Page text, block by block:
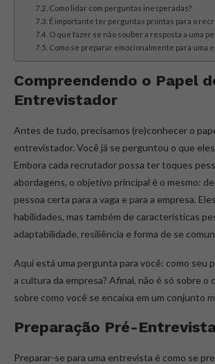
Como lidar com perguntas inesperadas?
É importante ter perguntas prontas para o
O que fazer se não souber a resposta a uma
Como se preparar emocionalmente para uma
Compreendendo o Papel
Entrevistador
Antes de tudo, precisamos (re)conhecer o
entrevistador. Você já se perguntou o que
Embora cada recrutador possa ter toques
abordagens, o objetivo principal é o mesmo:
pessoa certa para a vaga e para a empresa.
habilidades, mas também de características
adaptabilidade, resiliência e forma de se
Aqui está uma pergunta para você: como seu
a cultura da empresa? Afinal, não é só sobre o
sobre como você se encaixa em um conjunto
Preparação Pré-
Preparar-se para uma entrevista é como se